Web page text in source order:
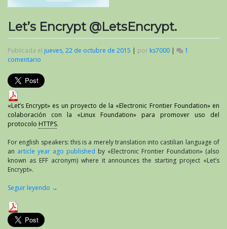
Let’s Encrypt @LetsEncrypt.
Publicada el jueves, 22 de octubre de 2015 | por ks7000 |
1
comentario
Encrypt
@LetsEncrypt.
«Let’s Encrypt» es un proyecto de la «Electronic Frontier Foundation» en
colaboración con la «Linux Foundation» para promover uso del
protocolo HTTPS.
For english speakers: this is a merely translation into castilian language of
an article year ago published by «Electronic Frontier Foundation» (also
known as EFF acronym) where it announces the starting project «Let’s
Encrypt».
Seguir leyendo →